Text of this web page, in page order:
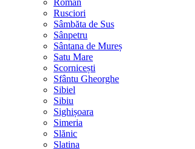
Roman
Rusciori
Sâmbăta de Sus
Sânpetru
Sântana de Mureș
Satu Mare
Scornicești
Sfântu Gheorghe
Sibiel
Sibiu
Sighișoara
Simeria
Slănic
Slatina